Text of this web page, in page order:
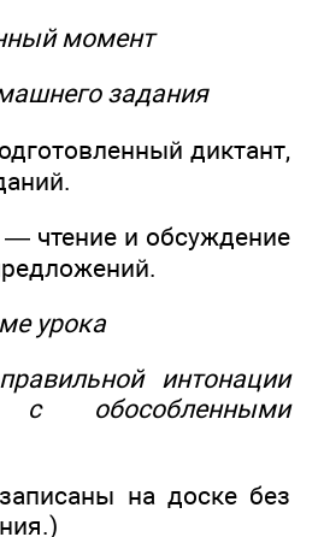
момент
задания
диктант,
чтение и обсуждение
урока
интонации
с обособленными
на доске без